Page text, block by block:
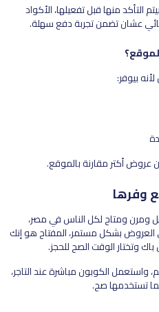
التأكد منها قبل تفعيلها، الأكواد
عشان تضمن تجربة دفع سهلة.
بيوفر:
عروض أكتر مقارنة بالموقع.
وفرها
ومرن ومتاح لكل الناس في مصر،
بشكل مستمر، المفتاح هو إنك
وتختار الوقت الصح للحجز.
واستعمل الكوبون مباشرة عند التاجر،
تستخدمها صح.